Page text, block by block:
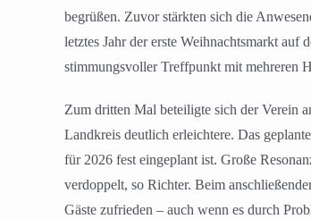
begrüßen. Zuvor stärkten sich die
letztes Jahr der erste Weihnachtsmarkt
stimmungsvoller Treffpunkt mit mehreren
Zum dritten Mal beteiligte sich der Verein
Landkreis deutlich erleichtere. Das
für 2026 fest eingeplant ist. Große
verdoppelt, so Richter. Beim
Gäste zufrieden – auch wenn es durch